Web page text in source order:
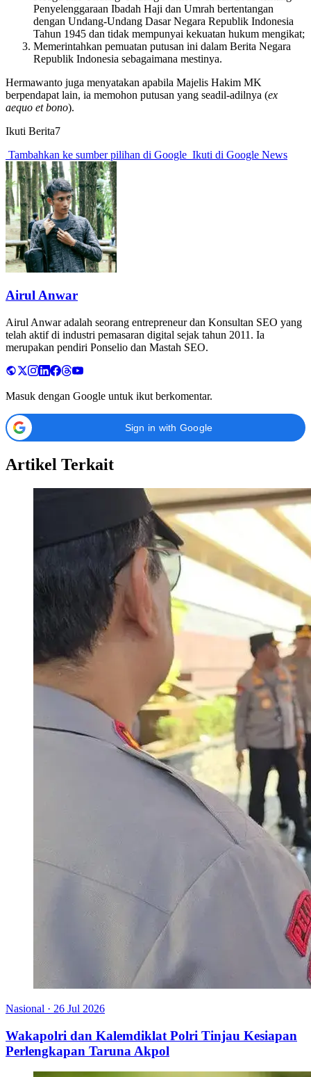
Penyelenggaraan Ibadah Haji dan Umrah bertentangan
dengan Undang-Undang Dasar Negara Republik Indonesia
Tahun 1945 dan tidak mempunyai kekuatan hukum mengikat;
Memerintahkan pemuatan putusan ini dalam Berita Negara
Republik Indonesia sebagaimana mestinya.
Hermawanto juga menyatakan apabila Majelis Hakim MK
berpendapat lain, ia memohon putusan yang seadil-adilnya (ex
aequo et bono).
Ikuti Berita7
Tambahkan ke sumber pilihan di Google Ikuti di Google News
Airul Anwar
Airul Anwar adalah seorang entrepreneur dan Konsultan SEO yang
telah aktif di industri pemasaran digital sejak tahun 2011. Ia
merupakan pendiri Ponselio dan Mastah SEO.
Masuk dengan Google untuk ikut berkomentar.
Sign in with Google
Artikel Terkait
Nasional · 26 Jul 2026
Wakapolri dan Kalemdiklat Polri Tinjau Kesiapan
Perlengkapan Taruna Akpol